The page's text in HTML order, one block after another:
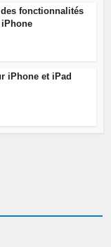
fonctionnalités
iPhone et iPad